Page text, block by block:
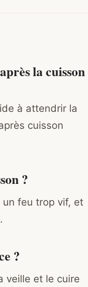
la cuisson
à attendrir la
cuisson
?
un feu trop vif, et
?
veille et le cuire